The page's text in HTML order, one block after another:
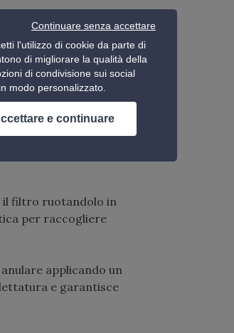
dell’olio per
potrebbe trovarsi
riconoscibile per la
nero, blu o
il filtro ruotandolo in
per raccogliere
applicando un
e garantisce
l'utilizzo di cookie da parte di
di migliorare la qualità della
di condivisione sui social
modo personalizzato.
Continuare senza accettare
e continuare